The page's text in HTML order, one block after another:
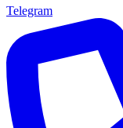
Telegram